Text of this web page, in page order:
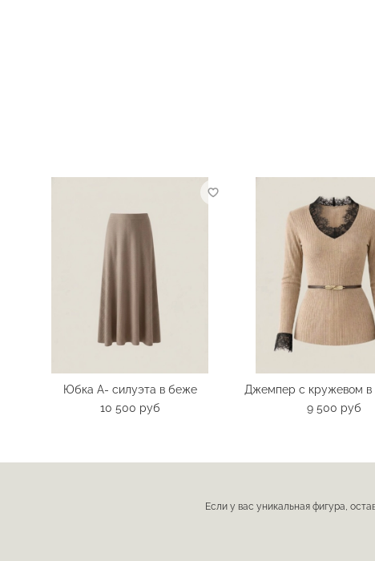
Юбка А- силуэта в беже
10 500 руб
Джемпер с кружевом в
9 500 руб
Если у вас уникальная фигура,